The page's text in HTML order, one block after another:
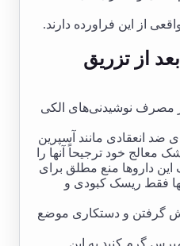
از این فراورده دارند.
از تزریق
مصرف نوشیدنی‌های الکی
انعقادی مانند آسپرین
معالج خود ترجیحاً آنها را
داروها منع مطلق برای
فقط ریسک کبودی و
از دوش گرفتن و دستکاری موضع
گرم کنید به این